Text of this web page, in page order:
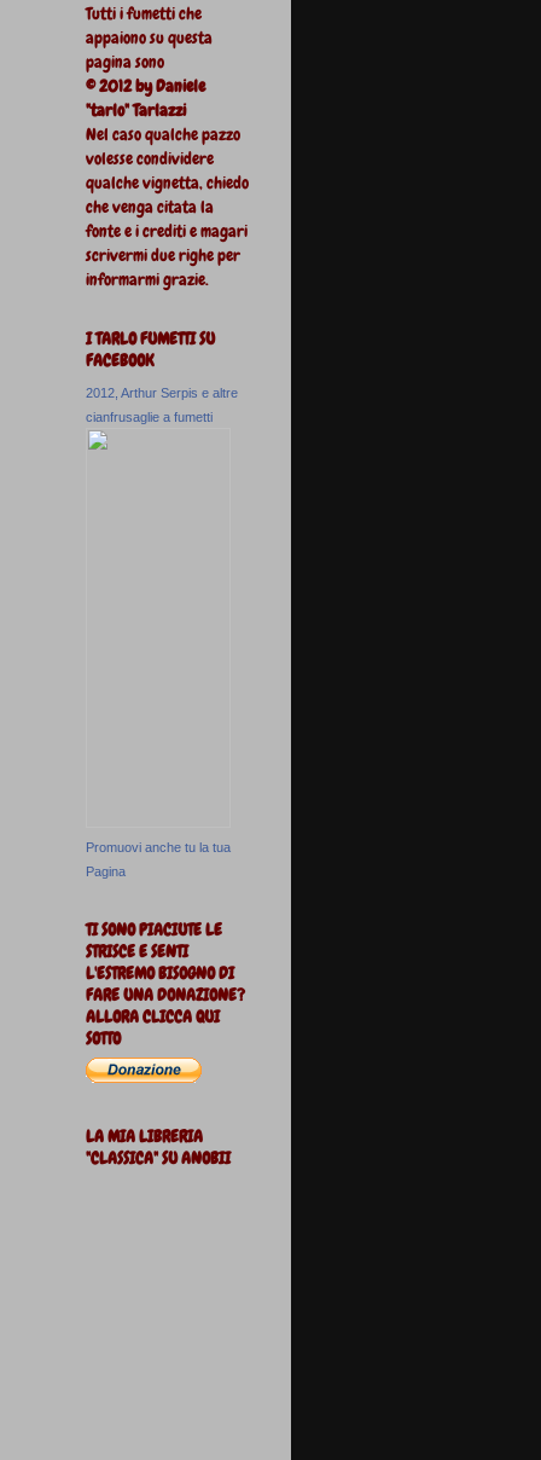
Tutti i fumetti che
appaiono su questa
pagina sono
© 2012 by Daniele
"tarlo" Tarlazzi
Nel caso qualche pazzo
volesse condividere
qualche vignetta, chiedo
che venga citata la
fonte e i crediti e magari
scrivermi due righe per
informarmi grazie.
I TARLO FUMETTI SU
FACEBOOK
2012, Arthur Serpis e altre
cianfrusaglie a fumetti
Promuovi anche tu la tua
Pagina
TI SONO PIACIUTE LE
STRISCE E SENTI
L'ESTREMO BISOGNO DI
FARE UNA DONAZIONE?
ALLORA CLICCA QUI
SOTTO
LA MIA LIBRERIA
"CLASSICA" SU ANOBII